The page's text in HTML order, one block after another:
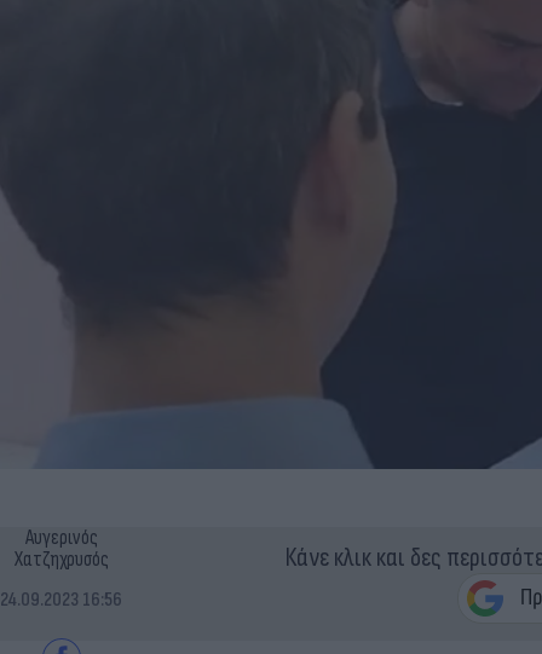
Αυγερινός
Χατζηχρυσός
24.09.2023 16:56
Κάνε κλικ και δες